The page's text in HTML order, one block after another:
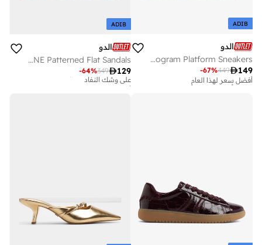
ADIB
الدو
WHALLIAN Monogram Platform Sneakers
149
449
-67%
أفضل سعر لهذا العام
تم بيع أكثر من 20 مؤخرا
ADIB
الدو
DARINE Patterned Flat Sandals
129
349
-64%
أفضل سعر لهذا العام
على وشك النفاد
أفضل سعر لهذا العام